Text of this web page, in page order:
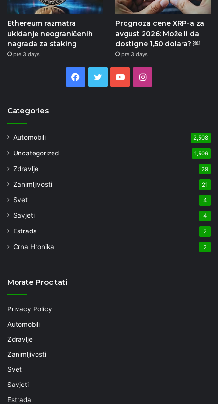
Ethereum razmatra
ukidanje neograničenih
nagrada za staking
pre 3 days
Prognoza cene XRP-a za
avgust 2026: Može li da
dostigne 1,50 dolara? ￼
pre 3 days
Facebook
TwitterYouTubeInstagram
Categories
Automobili 2,508
Uncategorized 1,506
Zdravlje 29
Zanimljivosti 21
Svet 4
Savjeti 4
Estrada 2
Crna Hronika 2
Morate Procitati
Privacy Policy
Automobili
Zdravlje
Zanimljivosti
Svet
Savjeti
Estrada